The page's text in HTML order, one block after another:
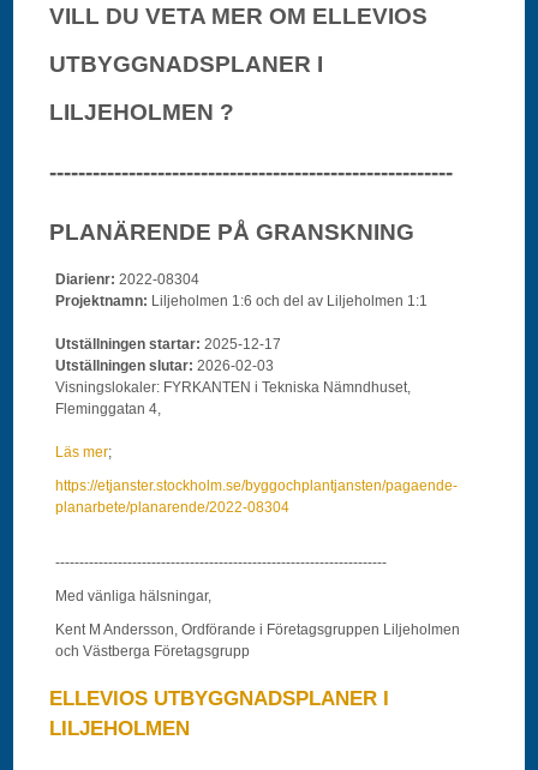
VILL DU VETA MER OM ELLEVIOS
UTBYGGNADSPLANER I
LILJEHOLMEN ?
--------------------------------------------------------
PLANÄRENDE PÅ GRANSKNING
Diarienr: 2022-08304
Projektnamn: Liljeholmen 1:6 och del av Liljeholmen 1:1
Utställningen startar: 2025-12-17
Utställningen slutar: 2026-02-03
Visningslokaler: FYRKANTEN i Tekniska Nämndhuset,
Fleminggatan 4,
Läs mer;
https://etjanster.stockholm.se/byggochplantjansten/pagaende-
planarbete/planarende/2022-08304
---------------------------------------------------------------------
Med vänliga hälsningar,
Kent M Andersson, Ordförande i Företagsgruppen Liljeholmen
och Västberga Företagsgrupp
ELLEVIOS UTBYGGNADSPLANER I
LILJEHOLMEN